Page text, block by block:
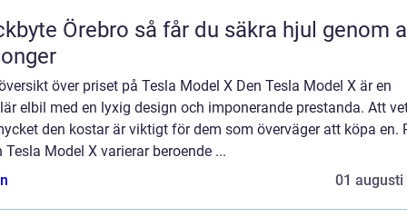
så får du säkra hjul genom alla
över priset på Tesla Model X Den Tesla Model X är en
elbil med en lyxig design och imponerande prestanda. Att
den kostar är viktigt för dem som överväger att köpa en.
Tesla Model X varierar beroende ...
01 augusti